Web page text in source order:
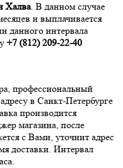
Халва. В данном случае
и выплачивается
данного интервала
+7 (812) 209-22-40
профессиональный
в Санкт-Петербурге
производится
магазина, после
с Вами, уточнит адрес
доставки. Интервал